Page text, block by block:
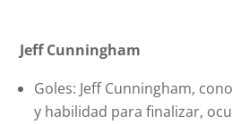
Jeff Cunningham
Goles: Jeff Cunningham,
y habilidad para finalizar,